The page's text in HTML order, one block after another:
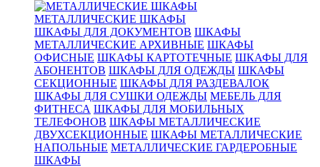
МЕТАЛЛИЧЕСКИЕ ШКАФЫ
ШКАФЫ ДЛЯ ДОКУМЕНТОВ ШКАФЫ
МЕТАЛЛИЧЕСКИЕ АРХИВНЫЕ ШКАФЫ
ОФИСНЫЕ ШКАФЫ КАРТОТЕЧНЫЕ ШКАФЫ ДЛЯ
АБОНЕНТОВ ШКАФЫ ДЛЯ ОДЕЖДЫ ШКАФЫ
СЕКЦИОННЫЕ ШКАФЫ ДЛЯ РАЗДЕВАЛОК
ШКАФЫ ДЛЯ СУШКИ ОДЕЖДЫ МЕБЕЛЬ ДЛЯ
ФИТНЕСА ШКАФЫ ДЛЯ МОБИЛЬНЫХ
ТЕЛЕФОНОВ ШКАФЫ МЕТАЛЛИЧЕСКИЕ
ДВУХСЕКЦИОННЫЕ ШКАФЫ МЕТАЛЛИЧЕСКИЕ
НАПОЛЬНЫЕ МЕТАЛЛИЧЕСКИЕ ГАРДЕРОБНЫЕ
ШКАФЫ